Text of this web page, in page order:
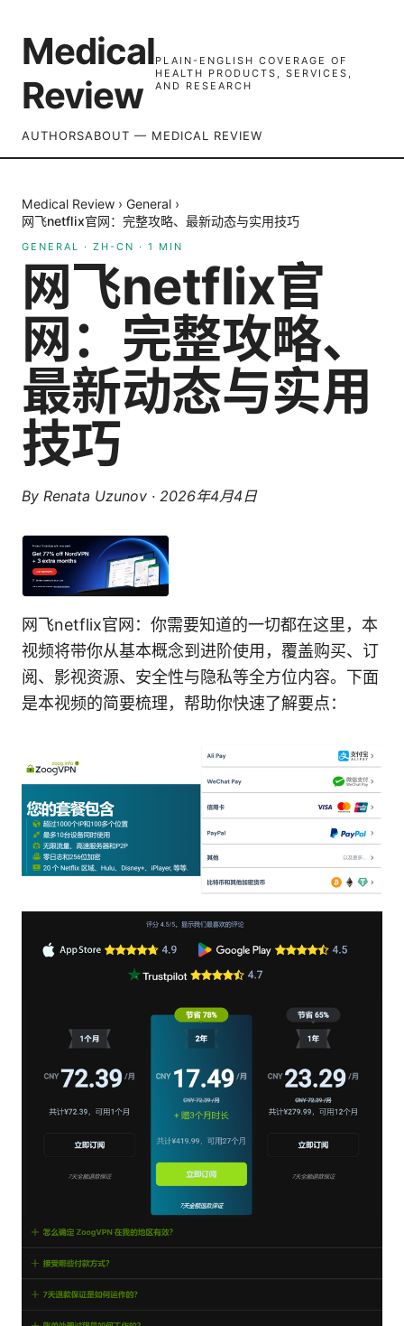
Medical
Review
PLAIN-ENGLISH COVERAGE OF
HEALTH PRODUCTS, SERVICES,
AND RESEARCH
AUTHORSABOUT — MEDICAL REVIEW
Medical Review › General ›
网飞netflix官网：完整攻略、最新动态与实用技巧
GENERAL · ZH-CN · 1 MIN
网飞netflix官
网：完整攻略、
最新动态与实用
技巧
By Renata Uzunov · 2026年4月4日
网飞netflix官网：你需要知道的一切都在这里，本
视频将带你从基本概念到进阶使用，覆盖购买、订
阅、影视资源、安全性与隐私等全方位内容。下面
是本视频的简要梳理，帮助你快速了解要点：